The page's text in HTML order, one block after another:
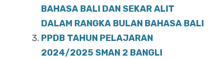
BAHASA BALI DAN SEKAR ALIT
DALAM RANGKA BULAN BAHASA BALI
PPDB TAHUN PELAJARAN
2024/2025 SMAN 2 BANGLI